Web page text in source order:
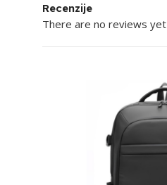
Recenzije
There are no reviews yet